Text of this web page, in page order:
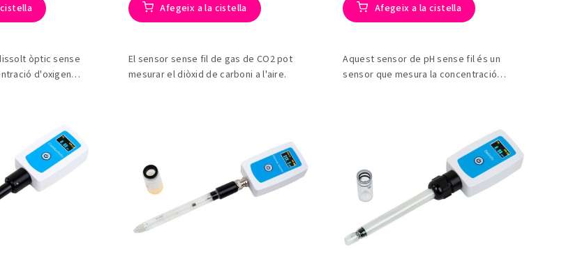
òptic sense
d'oxigen
Afegeix a la cistella
El sensor sense fil de gas de CO2 pot
mesurar el diòxid de carboni a l'aire.
Afegeix a la cistella
Aquest sensor de pH sense fil és un
sensor que mesura la concentració